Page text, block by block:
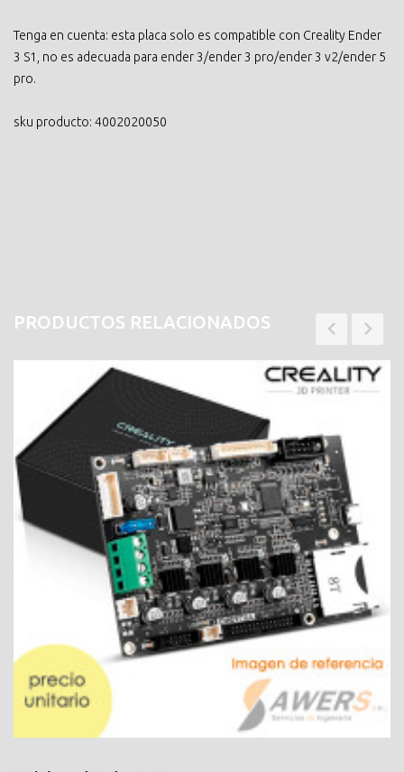
Tenga en cuenta: esta placa solo es compatible con Creality Ender
3 S1, no es adecuada para ender 3/ender 3 pro/ender 3 v2/ender 5
pro.
sku producto: 4002020050
PRODUCTOS RELACIONADOS